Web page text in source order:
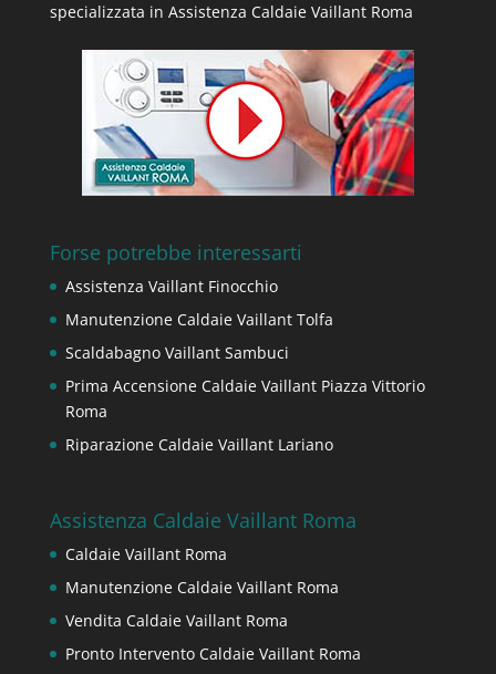
specializzata in Assistenza Caldaie Vaillant Roma
Forse potrebbe interessarti
Assistenza Vaillant Finocchio
Manutenzione Caldaie Vaillant Tolfa
Scaldabagno Vaillant Sambuci
Prima Accensione Caldaie Vaillant Piazza Vittorio
Roma
Riparazione Caldaie Vaillant Lariano
Assistenza Caldaie Vaillant Roma
Caldaie Vaillant Roma
Manutenzione Caldaie Vaillant Roma
Vendita Caldaie Vaillant Roma
Pronto Intervento Caldaie Vaillant Roma